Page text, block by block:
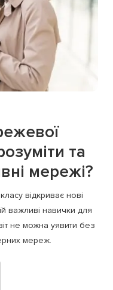
та
мережі?
відкриває нові
важливі навички для
не можна уявити без
мереж.